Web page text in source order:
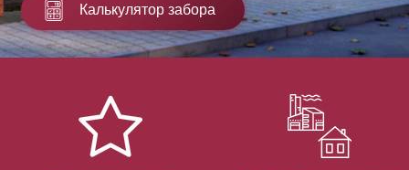
Калькулятор забора